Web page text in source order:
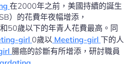
在2000年之前，美國持續的誕生
）的花費年夜幅增添，
50歲以下的年青人花費最高。同
girl 0歲以 Meeting-girl 下的人
腸癌的診斷有所增添，研討職員